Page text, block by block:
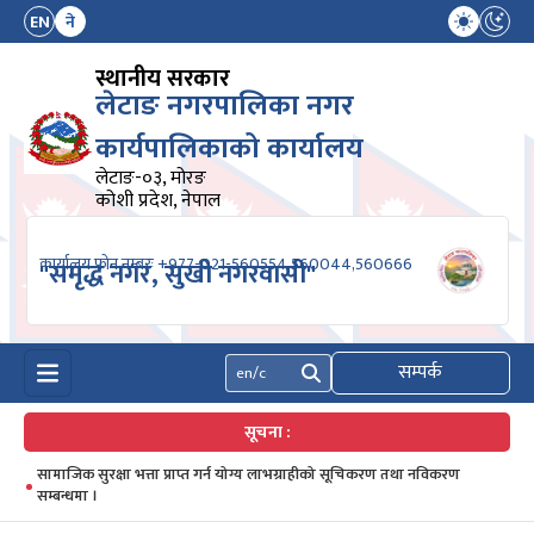
EN ने
स्थानीय सरकार
लेटाङ नगरपालिका नगर
कार्यपालिकाको कार्यालय
लेटाङ-०३, मोरङ
कोशी प्रदेश, नेपाल
कार्यालय फोन नम्बरः +977-021-560554,560044,560666
"समृद्ध नगर, सुखी नगरवासी"
खोज्नुहोस् सम्पर्क
सूचना :
सामाजिक सुरक्षा भत्ता प्राप्त गर्न योग्य लाभग्राहीको सूचिकरण तथा नविकरण
सम्बन्धमा ।